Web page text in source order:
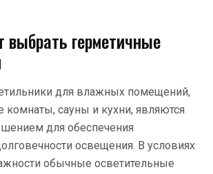
выбрать герметичные
для влажных помещений,
комнаты, сауны и кухни, являются
для обеспечения
освещения. В условиях
обычные осветительные